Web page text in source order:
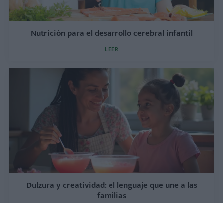
Nutrición para el desarrollo cerebral infantil
LEER
Dulzura y creatividad: el lenguaje que une a las
familias